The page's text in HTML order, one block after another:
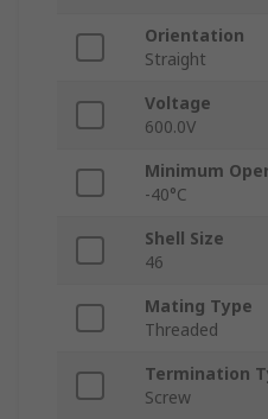
Orientation
Straight
Voltage
600.0V
Minimum
-40°C
Shell Size
46
Mating Type
Threaded
Termination
Screw